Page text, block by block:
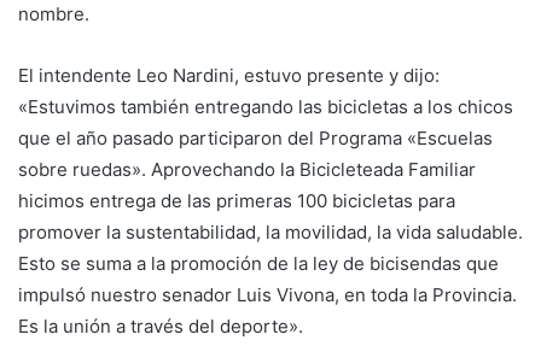
nombre.
El intendente Leo Nardini, estuvo presente y dijo:
«Estuvimos también entregando las bicicletas a los chicos
que el año pasado participaron del Programa «Escuelas
sobre ruedas». Aprovechando la Bicicleteada Familiar
hicimos entrega de las primeras 100 bicicletas para
promover la sustentabilidad, la movilidad, la vida saludable.
Esto se suma a la promoción de la ley de bicisendas que
impulsó nuestro senador Luis Vivona, en toda la Provincia.
Es la unión a través del deporte».